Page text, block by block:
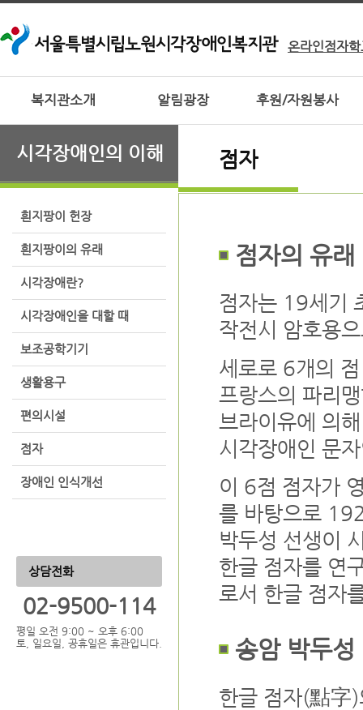
온라인점자
복지관소개 알림광장 후원/자원봉사
시각장애인의 이해
흰지팡이 헌장
흰지팡이의 유래
시각장애란?
시각장애인을 대할 때
보조공학기기
생활용구
편의시설
점자
장애인 인식개선
상담전화
02-9500-114
평일 오전 9:00 ~ 오후 6:00
토, 일요일, 공휴일은 휴관입니다.
점자
점자의 유래
점자는 19세기
작전시 암호용
세로로 6개의
프랑스의 파리
브라이유에 의
시각장애인 문
이 6점 점자가
를 바탕으로
박두성 선생이
한글 점자를 연
로서 한글 점자
송암 박두
한글 점자(點字